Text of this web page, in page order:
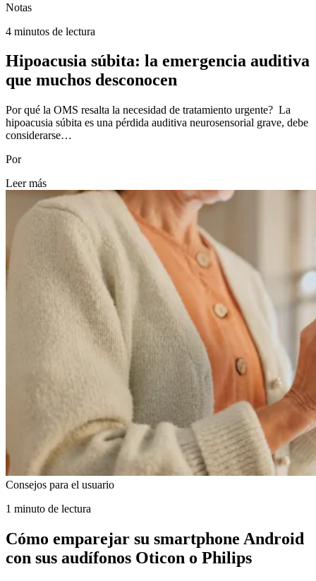
Notas
4 minutos de lectura
Hipoacusia súbita: la emergencia auditiva
que muchos desconocen
Por qué la OMS resalta la necesidad de tratamiento urgente? La
hipoacusia súbita es una pérdida auditiva neurosensorial grave, debe
considerarse…
Por
Leer más
Consejos para el usuario
1 minuto de lectura
Cómo emparejar su smartphone Android
con sus audífonos Oticon o Philips